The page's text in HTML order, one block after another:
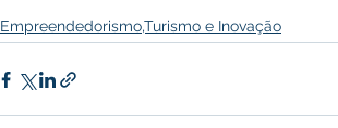
Empreendedorismo,Turismo e Inovação